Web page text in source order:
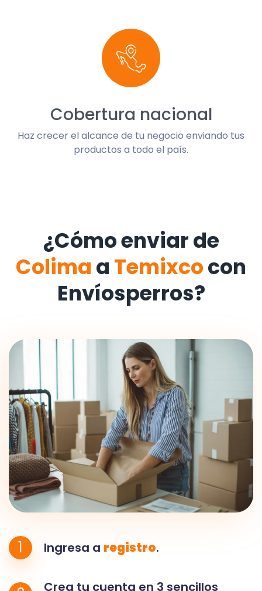
Cobertura nacional
Haz crecer el alcance de tu negocio enviando tus
productos a todo el país.
¿Cómo enviar de
Colima a Temixcocon
Envíosperros?
1 Ingresa a registro.
Crea tu cuenta en 3 sencillos